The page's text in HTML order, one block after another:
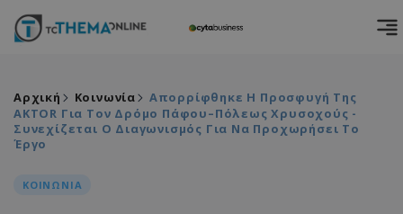
Αρχική Κοινωνία
Απορρίφθηκε Η Προσφυγή Της
AKTOR Για Τον Δρόμο Πάφου–Πόλεως Χρυσοχούς -
Συνεχίζεται Ο Διαγωνισμός Για Να Προχωρήσει Το
Έργο
ΚΟΙΝΩΝΙΑ